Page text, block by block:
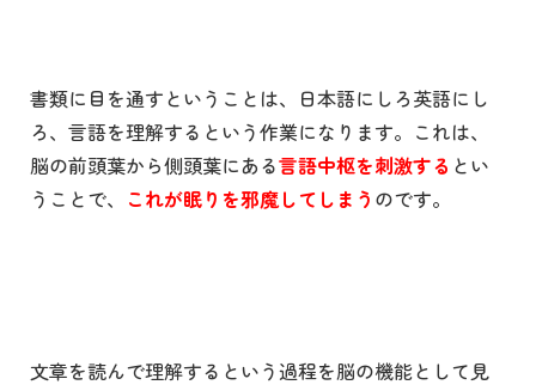
書類に目を通すということは、日本語にしろ英語にし
ろ、言語を理解するという作業になります。これは、
脳の前頭葉から側頭葉にある言語中枢を刺激する とい
うことで、 これが眠りを邪魔してしまう のです。
文章を読んで理解するという過程を脳の機能として見